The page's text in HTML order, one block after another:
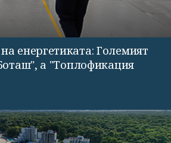
енергетиката: Големият
а "Топлофикация